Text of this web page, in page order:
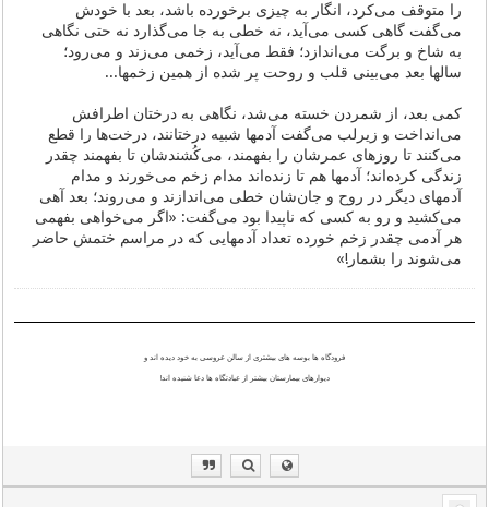
را متوقف می‌کرد، انگار به چیز‌ی برخورده باشد، بعد با خودش
می‌گفت گاهی کسی می‌آید، نه خطی به جا می‌گذارد نه حتی نگاهی
به شاخ و برگت می‌اندازد؛ فقط می‌آید، زخمی می‌زند و می‌رود؛
سالها بعد می‌بینی قلب و روحت پر شده از همین زخمها...
کمی بعد، از شمردن خسته می‌شد، نگاهی به درختان اطرافش
می‌انداخت و زیرلب می‌گفت آدمها شبیه درختانند، درخت‌ها را قطع
می‌کنند تا روزهای عمرشان را بفهمند، می‌کُشندشان تا بفهمند چقدر
زندگی کرده‌اند؛ آدمها هم تا زنده‌اند مدام زخم می‌خورند و مدام
آدمهای دیگر در روح و جان‌شان خطی می‌اندازند و می‌روند؛ بعد آهی
می‌کشید و رو به کسی که ناپیدا بود می‌گفت: «اگر می‌خواهی بفهمی
هر آدمی چقدر زخم خورده تعداد آدمهایی که در مراسم ختمش حاضر
می‌شوند را بشمار!»
فرودگاه ها بوسه های بیشتری از سالن عروسی به خود دیده اند و
دیوارهای بیمارستان بیشتر از عبادتگاه ها دعا شنیده اند!